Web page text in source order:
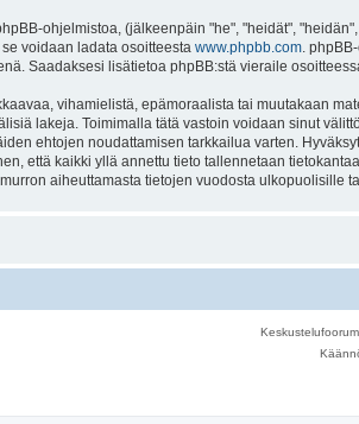
ohjelmistoa, (jälkeenpäin "he", "heidät",
voidaan ladata osoitteesta www.phpbb.com.
Saadaksesi lisätietoa phpBB:stä vieraile
vihamielistä, epämoraalista tai muutakaan
lakeja. Toimimalla tätä vastoin voidaan sinut
ehtojen noudattamisen tarkkailua varten.
että kaikki yllä annettu tieto tallennetaan
aiheuttamasta tietojen vuodosta ulkopuolisille